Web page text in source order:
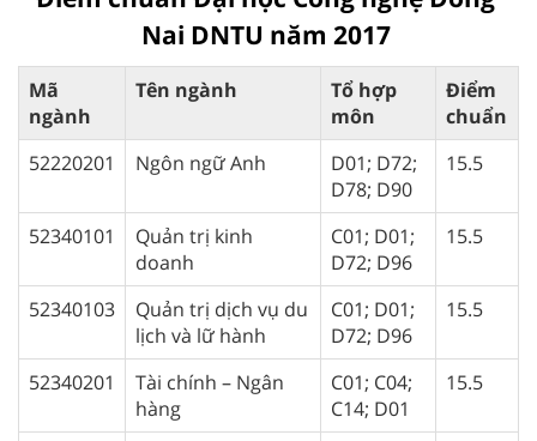
Nai DNTU năm 2017
Mã
ngành
Tên ngành
Tổ hợp
môn
Điểm
chuẩn
52220201
Ngôn ngữ Anh
D01; D72;
D78; D90
15.5
52340101
Quản trị kinh
doanh
C01; D01;
D72; D96
15.5
52340103
Quản trị dịch vụ du
lịch và lữ hành
C01; D01;
D72; D96
15.5
52340201
Tài chính – Ngân
hàng
C01; C04;
C14; D01
15.5